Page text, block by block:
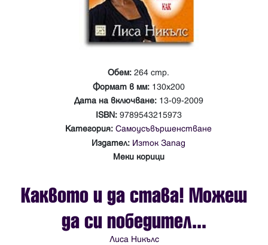
Обем: 264 стр.
Формат в мм: 130х200
Дата на включване: 13-09-2009
ISBN: 9789543215973
Категория: Самоусъвършенстване
Издател: Изток Запад
Меки корици
Каквото и да става! Можеш
да си победител...
Лиса Никълс